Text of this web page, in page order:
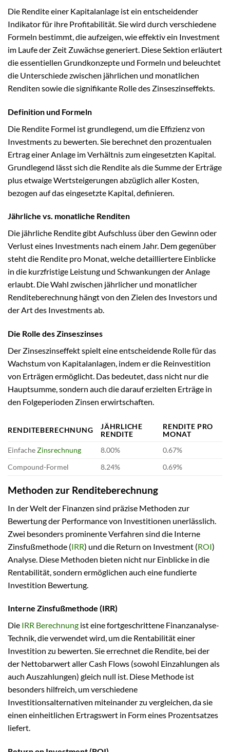
Die Rendite einer Kapitalanlage ist ein entscheidender
Indikator für ihre Profitabilität. Sie wird durch verschiedene
Formeln bestimmt, die aufzeigen, wie effektiv ein Investment
im Laufe der Zeit Zuwächse generiert. Diese Sektion erläutert
die essentiellen Grundkonzepte und Formeln und beleuchtet
die Unterschiede zwischen jährlichen und monatlichen
Renditen sowie die signifikante Rolle des Zinseszinseffekts.
Definition und Formeln
Die Rendite Formel ist grundlegend, um die Effizienz von
Investments zu bewerten. Sie berechnet den prozentualen
Ertrag einer Anlage im Verhältnis zum eingesetzten Kapital.
Grundlegend lässt sich die Rendite als die Summe der Erträge
plus etwaige Wertsteigerungen abzüglich aller Kosten,
bezogen auf das eingesetzte Kapital, definieren.
Jährliche vs. monatliche Renditen
Die jährliche Rendite gibt Aufschluss über den Gewinn oder
Verlust eines Investments nach einem Jahr. Dem gegenüber
steht die Rendite pro Monat, welche detailliertere Einblicke
in die kurzfristige Leistung und Schwankungen der Anlage
erlaubt. Die Wahl zwischen jährlicher und monatlicher
Renditeberechnung hängt von den Zielen des Investors und
der Art des Investments ab.
Die Rolle des Zinseszinses
Der Zinseszinseffekt spielt eine entscheidende Rolle für das
Wachstum von Kapitalanlagen, indem er die Reinvestition
von Erträgen ermöglicht. Das bedeutet, dass nicht nur die
Hauptsumme, sondern auch die darauf erzielten Erträge in
den Folgeperioden Zinsen erwirtschaften.
RENDITEBERECHNUNG
JÄHRLICHE
RENDITE
RENDITE PRO
MONAT
EinfacheZinsrechnung 8.00%
0.67%
Compound-Formel
8.24% 0.69%
Methoden zur Renditeberechnung
In der Welt der Finanzen sind präzise Methoden zur
Bewertung der Performance von Investitionen unerlässlich.
Zwei besonders prominente Verfahren sind die Interne
Zinsfußmethode (IRR) und die Return on Investment (ROI)
Analyse. Diese Methoden bieten nicht nur Einblicke in die
Rentabilität, sondern ermöglichen auch eine fundierte
Investition Bewertung.
Interne Zinsfußmethode (IRR)
Die IRR Berechnung ist eine fortgeschrittene Finanzanalyse-
Technik, die verwendet wird, um die Rentabilität einer
Investition zu bewerten. Sie errechnet die Rendite, bei der
der Nettobarwert aller Cash Flows (sowohl Einzahlungen als
auch Auszahlungen) gleich null ist. Diese Methode ist
besonders hilfreich, um verschiedene
Investitionsalternativen miteinander zu vergleichen, da sie
einen einheitlichen Ertragswert in Form eines Prozentsatzes
liefert.